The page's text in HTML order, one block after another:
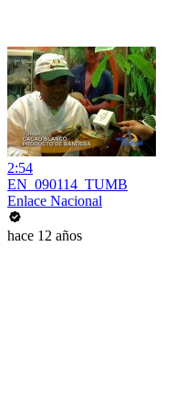
2:54
EN_090114_TUMB
Enlace Nacional
hace 12 años